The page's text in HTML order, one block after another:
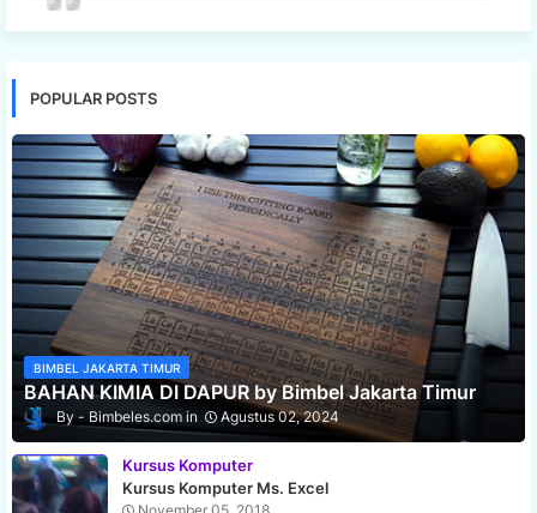
POPULAR POSTS
BIMBEL JAKARTA TIMUR
BAHAN KIMIA DI DAPUR by Bimbel Jakarta Timur
Bimbeles.com Agustus 02, 2024
Kursus Komputer
Kursus Komputer Ms. Excel